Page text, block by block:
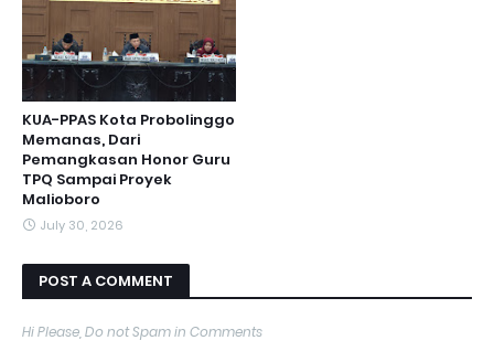
KUA-PPAS Kota Probolinggo
Memanas, Dari
Pemangkasan Honor Guru
TPQ Sampai Proyek
Malioboro
July 30, 2026
POST A COMMENT
Hi Please, Do not Spam in Comments